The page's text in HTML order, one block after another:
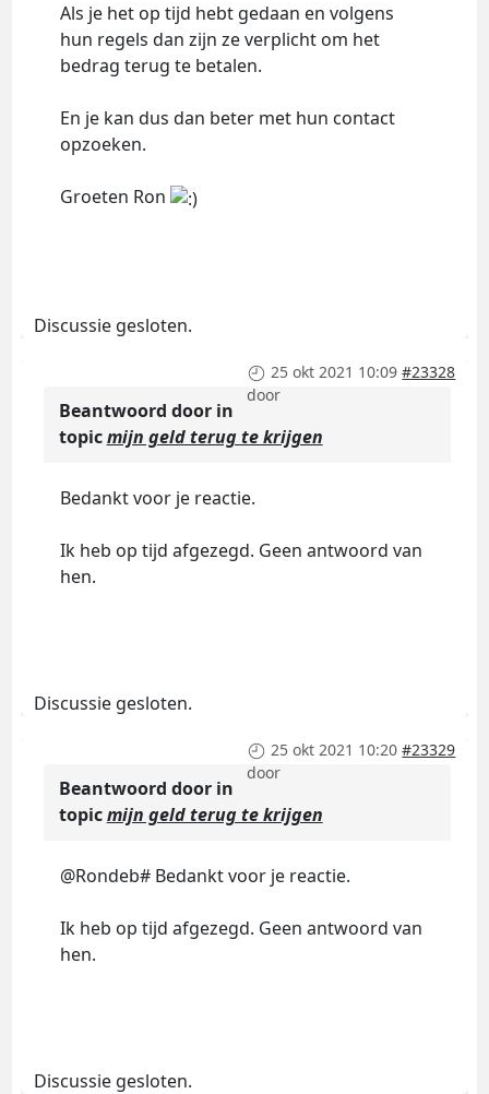
Als je het op tijd hebt gedaan en volgens
hun regels dan zijn ze verplicht om het
bedrag terug te betalen.
En je kan dus dan beter met hun contact
opzoeken.
Groeten Ron
Discussie gesloten.
25 okt 2021 10:09 #23328
door
Beantwoord door in
topicmijn geld terug te krijgen
Bedankt voor je reactie.
Ik heb op tijd afgezegd. Geen antwoord van
hen.
Discussie gesloten.
25 okt 2021 10:20 #23329
door
Beantwoord door in
topicmijn geld terug te krijgen
@Rondeb# Bedankt voor je reactie.
Ik heb op tijd afgezegd. Geen antwoord van
hen.
Discussie gesloten.